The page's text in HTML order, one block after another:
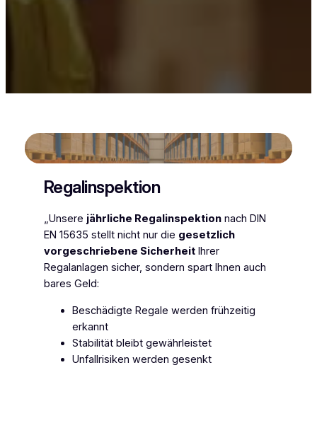
Regalinspektion
„Unsere jährliche Regalinspektionnach DIN
EN 15635 stellt nicht nur die gesetzlich
vorgeschriebene SicherheitIhrer
Regalanlagen sicher, sondern spart Ihnen auch
bares Geld:
Beschädigte Regale werden frühzeitig
erkannt
Stabilität bleibt gewährleistet
Unfallrisiken werden gesenkt